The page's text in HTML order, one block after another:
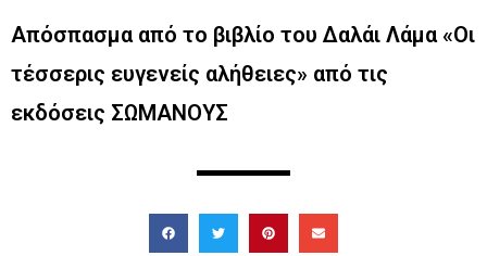
Απόσπασμα από το βιβλίο του Δαλάι Λάμα «Οι
τέσσερις ευγενείς αλήθειες» από τις
εκδόσεις ΣΩΜΑΝΟΥΣ